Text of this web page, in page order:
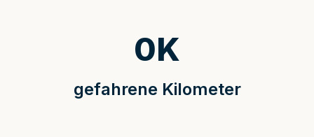
gefahrene Kilometer
0K